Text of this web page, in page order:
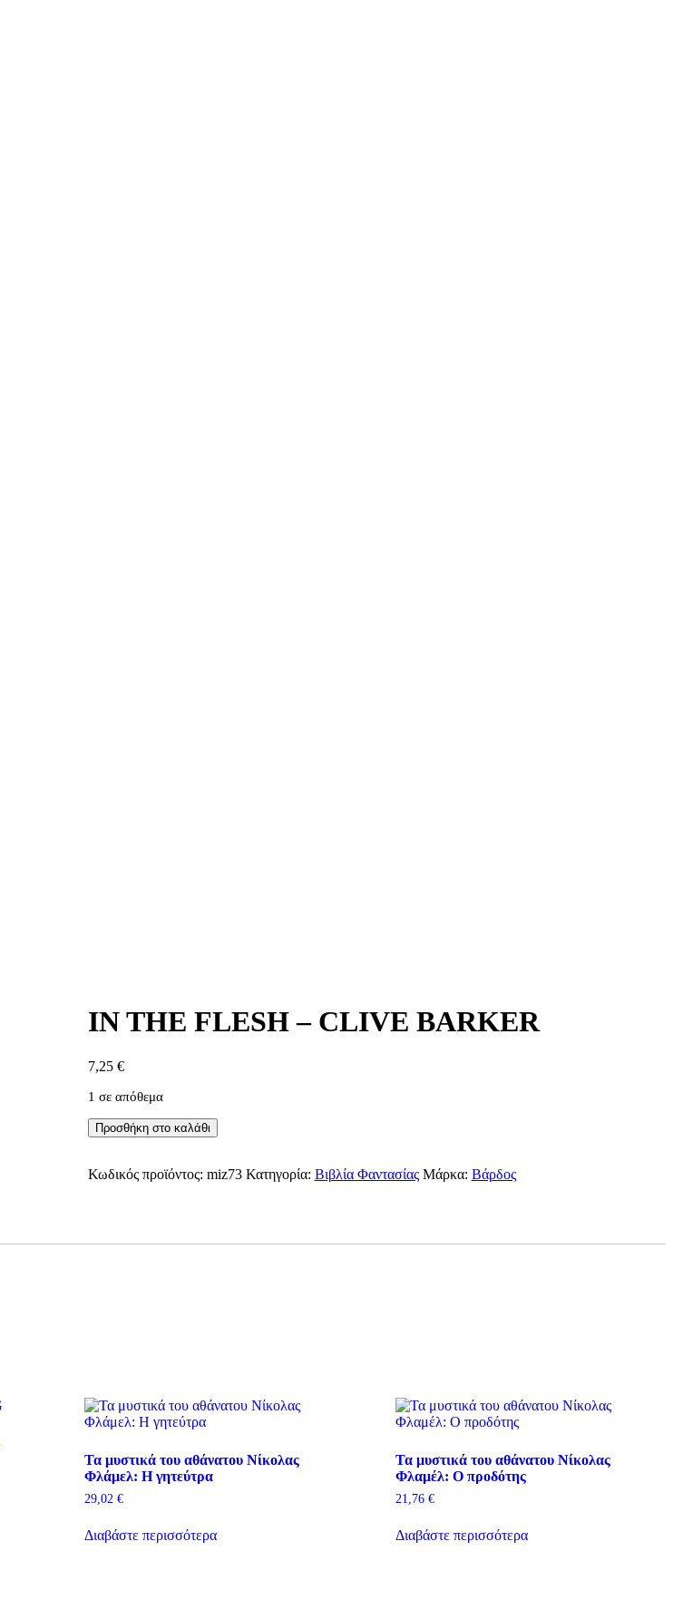
IN THE FLESH – CLIVE BARKER
7,25 €
1 σε απόθεμα
IN
THE
-
Προσθήκη στο καλάθι
Κωδικός προϊόντος: miz73 Κατηγορία: Βιβλία Φαντασίας Μάρκα: Βάρδος
Τα μυστικά του αθάνατου Νίκολας
Φλάμελ: Η γητεύτρα
29,02 €
Διαβάστε περισσότερα
Τα μυστικά του αθάνατου Νίκολας
Φλαμέλ: Ο προδότης
21,76 €
Διαβάστε περισσότερα